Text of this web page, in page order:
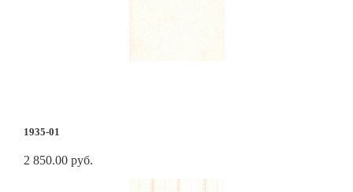
1935-01
2 850.00 руб.